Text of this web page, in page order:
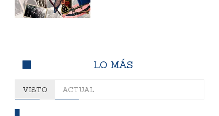
LO MÁS
VISTO ACTUAL